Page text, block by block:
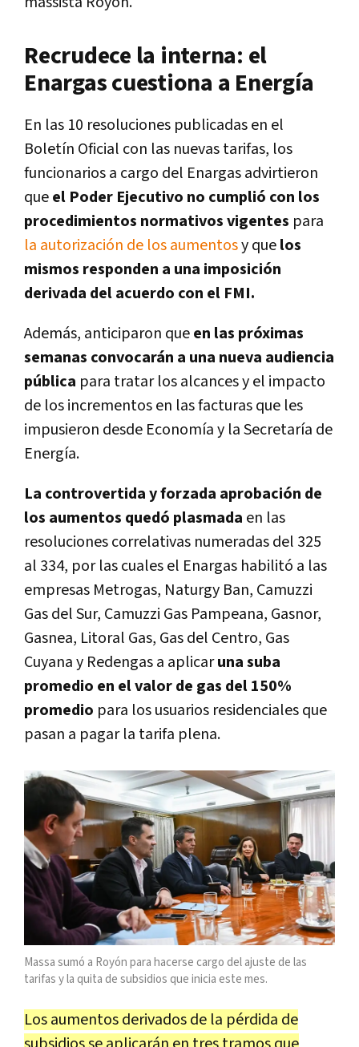
Recrudece la interna: el
Enargas cuestiona a Energía
En las 10 resoluciones publicadas en el
Boletín Oficial con las nuevas tarifas, los
funcionarios a cargo del Enargas advirtieron
queel Poder Ejecutivo no cumplió con los
procedimientos normativos vigentes para
la autorización de los aumentosy quelos
mismos responden a una imposición
derivada del acuerdo con el FMI.
Además, anticiparon queen las próximas
semanas convocarán a una nueva audiencia
pública para tratar los alcances y el impacto
de los incrementos en las facturas que les
impusieron desde Economía y la Secretaría de
Energía.
La controvertida y forzada aprobación de
los aumentos quedó plasmada en las
resoluciones correlativas numeradas del 325
al 334, por las cuales el Enargas habilitó a las
empresas Metrogas, Naturgy Ban, Camuzzi
Gas del Sur, Camuzzi Gas Pampeana, Gasnor,
Gasnea, Litoral Gas, Gas del Centro, Gas
Cuyana y Redengas a aplicaruna suba
promedio en el valor de gas del 150%
promedio para los usuarios residenciales que
pasan a pagar la tarifa plena.
Massa sumó a Royón para hacerse cargo del ajuste de las
tarifas y la quita de subsidios que inicia este mes.
Los aumentos derivados de la pérdida de